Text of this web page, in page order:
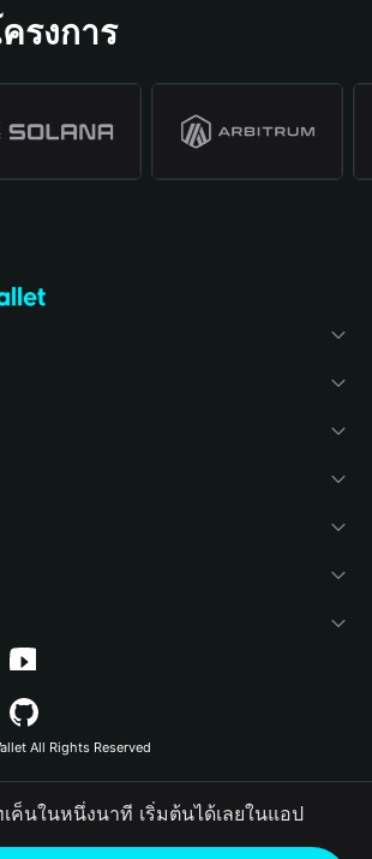
รงการ
บรนด์
ภัย
ต
นตัว
การ
All Rights Reserved
ค็นในหนึ่งนาที เริ่มต้นได้เลยในแอป